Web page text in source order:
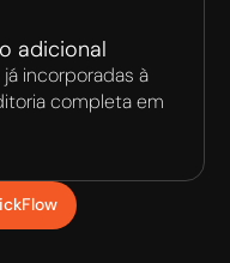
adicional
já incorporadas à
completa em